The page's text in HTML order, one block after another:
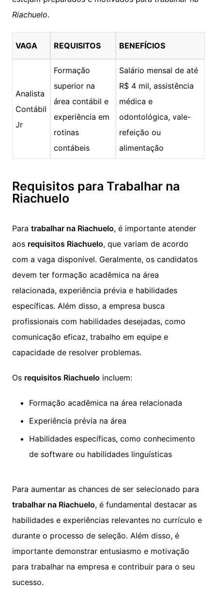
Riachuelo.
VAGA REQUISITOS BENEFÍCIOS
Analista
Contábil
Jr
Formação
superior na
área contábil e
experiência em
rotinas
contábeis
Salário mensal de até
R$ 4 mil, assistência
médica e
odontológica, vale-
refeição ou
alimentação
Requisitos para Trabalhar na
Riachuelo
Para trabalhar na Riachuelo, é importante atender
aos requisitos Riachuelo, que variam de acordo
com a vaga disponível. Geralmente, os candidatos
devem ter formação acadêmica na área
relacionada, experiência prévia e habilidades
específicas. Além disso, a empresa busca
profissionais com habilidades desejadas, como
comunicação eficaz, trabalho em equipe e
capacidade de resolver problemas.
Os requisitos Riachuelo incluem:
Formação acadêmica na área relacionada
Experiência prévia na área
Habilidades específicas, como conhecimento
de software ou habilidades linguísticas
Para aumentar as chances de ser selecionado para
trabalhar na Riachuelo, é fundamental destacar as
habilidades e experiências relevantes no currículo e
durante o processo de seleção. Além disso, é
importante demonstrar entusiasmo e motivação
para trabalhar na empresa e contribuir para o seu
sucesso.